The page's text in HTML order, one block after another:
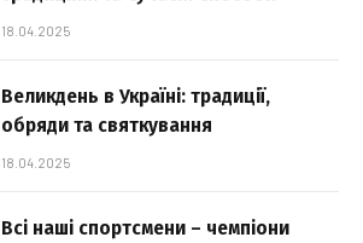
18.04.2025
Великдень в Україні: традиції,
обряди та святкування
18.04.2025
Всі наші спортсмени – чемпіони